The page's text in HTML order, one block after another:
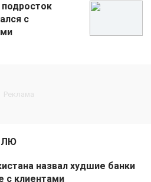
с
назвал худшие банки
с клиентами